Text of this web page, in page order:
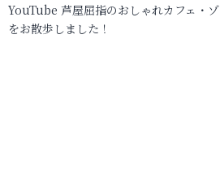
YouTube 芦屋屈指のおしゃれカフェ・
をお散歩しました！